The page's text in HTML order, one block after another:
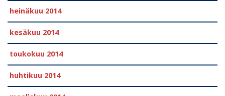
heinäkuu 2014
kesäkuu 2014
toukokuu 2014
huhtikuu 2014